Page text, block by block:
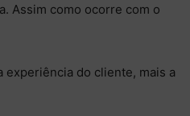
Assim como ocorre com o
experiência do cliente, mais a